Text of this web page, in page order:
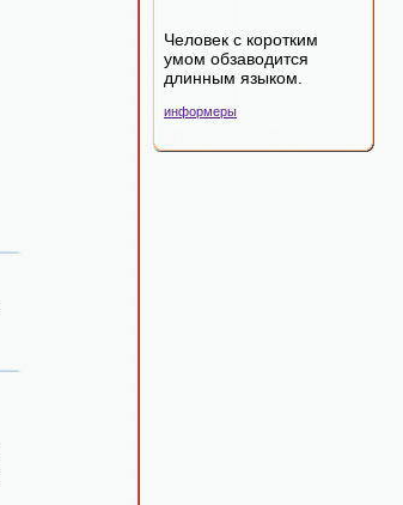
Человек с коротким
умом обзаводится
длинным языком.
информеры